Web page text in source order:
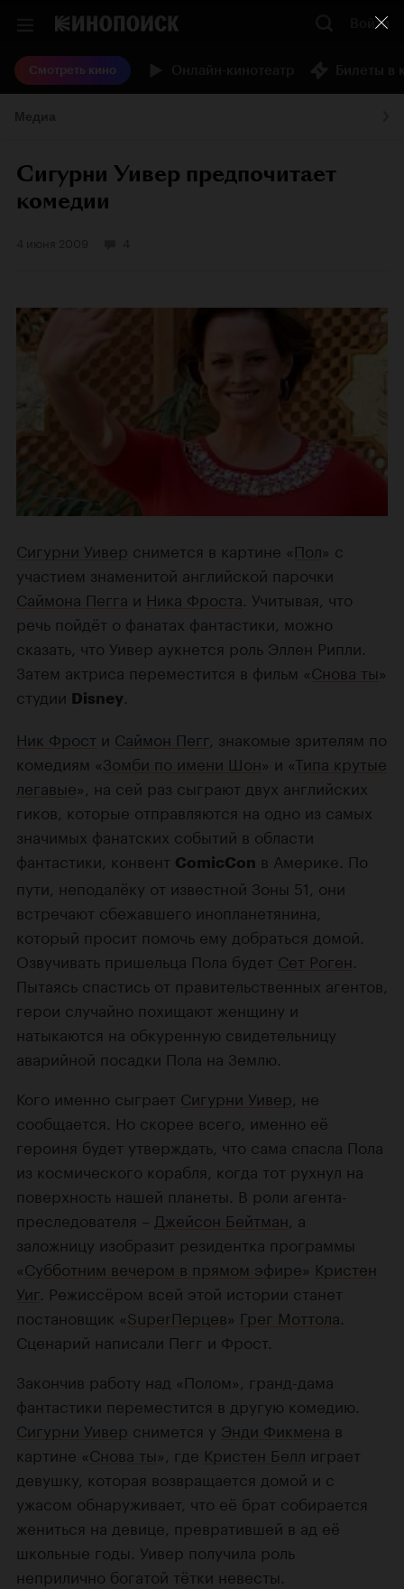
Войти
Смотреть кино
Сигурни Уивер предпочитает
комедии
Сигурни Уивер снимется в картине «Пол» с
участием знаменитой английской парочки
Саймона Пегга и Ника Фроста . Учитывая, что
речь пойдёт о фанатах фантастики, можно
сказать, что Уивер аукнется роль Эллен Рипли.
Затем актриса переместится в фильм «Снова ты»
студии Disney
Ник Фрост и Саймон Пегг , знакомые зрителям по
комедиям «Зомби по имени Шон» и «Типа крутые
легавые», на сей раз сыграют двух английских
гиков, которые отправляются на одно из самых
значимых фанатских событий в области
фантастики, конвент ComicCon в Америке. По
пути, неподалёку от известной Зоны 51, они
встречают сбежавшего инопланетянина,
который просит помочь ему добраться домой.
Озвучивать пришельца Пола будет Сет Роген
Пытаясь спастись от правительственных агентов,
герои случайно похищают женщину и
натыкаются на обкуренную свидетельницу
аварийной посадки Пола на Землю.
Кого именно сыграет Сигурни Уивер , не
сообщается. Но скорее всего, именно её
героиня будет утверждать, что сама спасла Пола
из космического корабля, когда тот рухнул на
поверхность нашей планеты. В роли агента-
преследователя – Джейсон Бейтман , а
заложницу изобразит резидентка программы
«Субботним вечером в прямом эфире» Кристен
Уиг . Режиссёром всей этой истории станет
постановщик «SuperПерцев» Грег Моттола
Сценарий написали Пегг и Фрост.
Закончив работу над «Полом», гранд-дама
фантастики переместится в другую комедию.
Сигурни Уивер снимется у Энди Фикмена в
картине «Снова ты», где Кристен Белл играет
девушку, которая возвращается домой и с
ужасом обнаруживает, что её брат собирается
жениться на девице, превратившей в ад её
школьные годы. Уивер получила роль
неприлично богатой тётки невесты.